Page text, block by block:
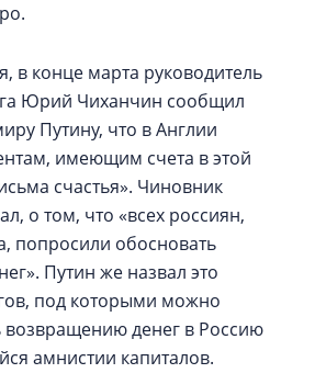
в конце марта руководитель
Юрий Чиханчин сообщил
Путину, что в Англии
имеющим счета в этой
счастья». Чиновник
о том, что «всех россиян,
попросили обосновать
Путин же назвал это
под которыми можно
возвращению денег в Россию
амнистии капиталов.